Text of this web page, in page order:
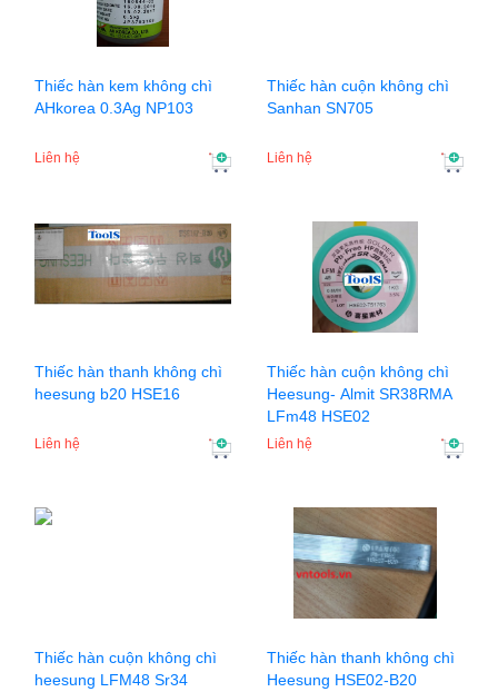
Thiếc hàn kem không chì
AHkorea 0.3Ag NP103
Liên hệ
Thiếc hàn cuộn không chì
Sanhan SN705
Liên hệ
Thiếc hàn thanh không chì
heesung b20 HSE16
Liên hệ
Thiếc hàn cuộn không chì
Heesung- Almit SR38RMA
LFm48 HSE02
Liên hệ
Thiếc hàn cuộn không chì
heesung LFM48 Sr34
Thiếc hàn thanh không chì
Heesung HSE02-B20